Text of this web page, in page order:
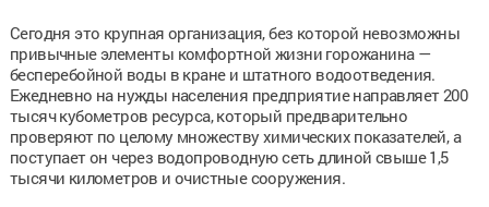
Сегодня это крупная организация, без которой невозможны
привычные элементы комфортной жизни горожанина —
бесперебойной воды в кране и штатного водоотведения.
Ежедневно на нужды населения предприятие направляет 200
тысяч кубометров ресурса, который предварительно
проверяют по целому множеству химических показателей, а
поступает он через водопроводную сеть длиной свыше 1,5
тысячи километров и очистные сооружения.